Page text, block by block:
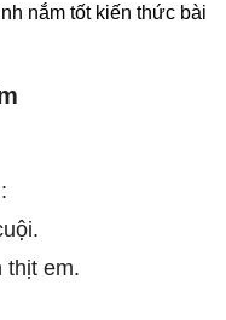
nắm tốt kiến thức bài
em.